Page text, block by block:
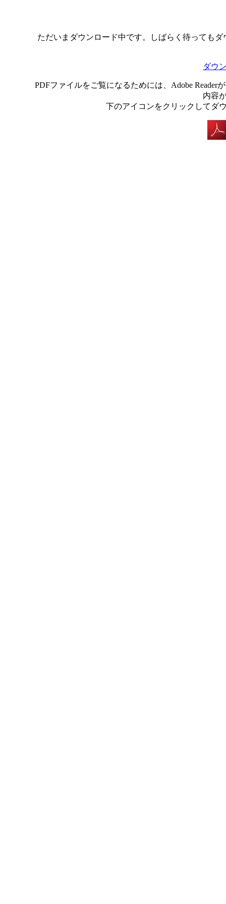
ただいまダウンロード中です。しばらく待っても
ダウ
PDFファイルをご覧になるためには、Adobe
内容
下のアイコンをクリックしてダ